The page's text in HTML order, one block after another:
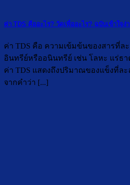
ค่า TDS คืออะไร? วัดเพื่ออะไร? ฉบับเข้าใจง่
ค่า TDS คือ ความเข้มข้นของสารที่ล
อินทรีย์หรืออนินทรีย์ เช่น โลหะ แร่ธา
ค่า TDS แสดงถึงปริมาณของแข็งที่ละ
จากคำว่า [...]